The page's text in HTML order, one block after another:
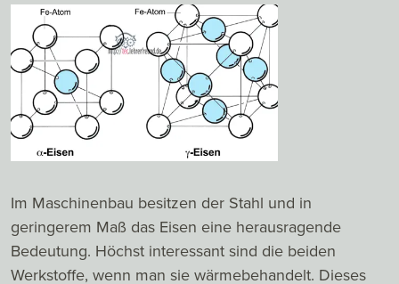
Im Maschinenbau besitzen der Stahl und in
geringerem Maß das Eisen eine herausragende
Bedeutung. Höchst interessant sind die beiden
Werkstoffe, wenn man sie wärmebehandelt. Dieses